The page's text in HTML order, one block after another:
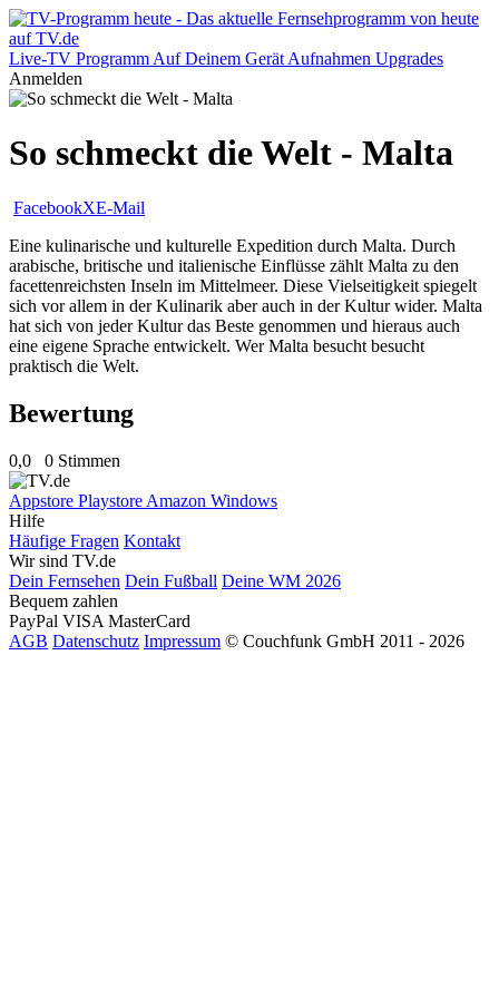
Live-TV Programm Auf Deinem Gerät Aufnahmen Upgrades
Anmelden
So schmeckt die Welt - Malta
FacebookXE-Mail
Eine kulinarische und kulturelle Expedition durch Malta. Durch
arabische, britische und italienische Einflüsse zählt Malta zu den
facettenreichsten Inseln im Mittelmeer. Diese Vielseitigkeit spiegelt
sich vor allem in der Kulinarik aber auch in der Kultur wider. Malta
hat sich von jeder Kultur das Beste genommen und hieraus auch
eine eigene Sprache entwickelt. Wer Malta besucht besucht
praktisch die Welt.
Bewertung
0,0 0 Stimmen
Appstore Playstore Amazon Windows
Hilfe
Häufige Fragen Kontakt
Wir sind TV.de
Dein Fernsehen Dein Fußball Deine WM 2026
Bequem zahlen
PayPal VISA MasterCard
AGB Datenschutz Impressum © Couchfunk GmbH 2011 - 2026